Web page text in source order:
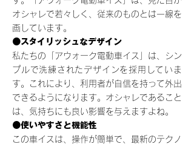
オシャレで若々しく、従来のものとは一線を
画しています。
●スタイリッシュなデザイン
私たちの「アウォーク電動車イス」は、シン
プルで洗練されたデザインを採用していま
す。これにより、利用者が自信を持って外出
できるようになります。オシャレであること
は、気持ちにも良い影響を与えますよね。
●使いやすさと機能性
この車イスは、操作が簡単で、最新のテクノ